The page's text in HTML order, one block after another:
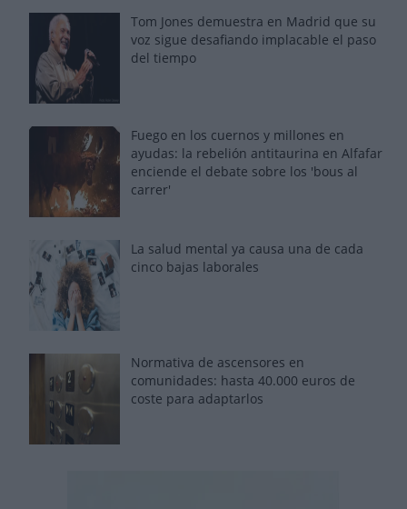
Tom Jones demuestra en Madrid que su
voz sigue desafiando implacable el paso
del tiempo
Fuego en los cuernos y millones en
ayudas: la rebelión antitaurina en Alfafar
enciende el debate sobre los 'bous al
carrer'
La salud mental ya causa una de cada
cinco bajas laborales
Normativa de ascensores en
comunidades: hasta 40.000 euros de
coste para adaptarlos